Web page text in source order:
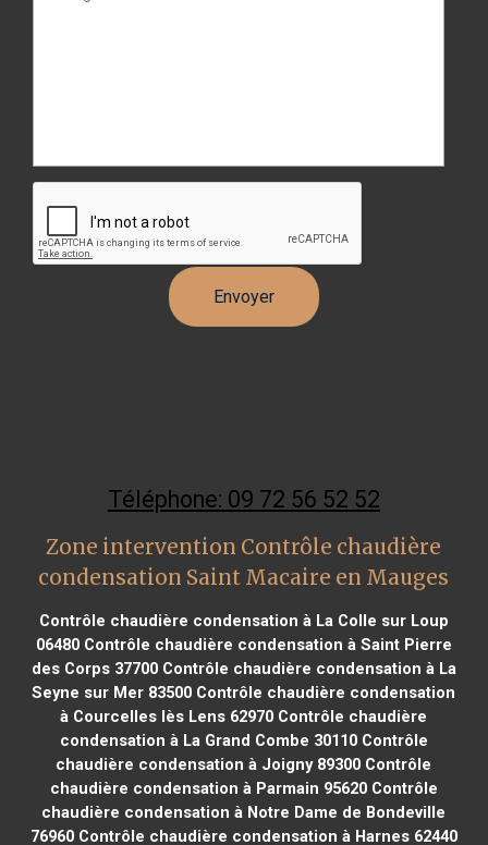
Téléphone: 09 72 56 52 52
Zone intervention Contrôle chaudière
condensation Saint Macaire en Mauges
Contrôle chaudière condensation à La Colle sur Loup
06480Contrôle chaudière condensation à Saint Pierre
des Corps 37700Contrôle chaudière condensation à La
Seyne sur Mer 83500 Contrôle chaudière condensation
à Courcelles lès Lens 62970 Contrôle chaudière
condensation à La Grand Combe 30110Contrôle
chaudière condensation à Joigny 89300 Contrôle
chaudière condensation à Parmain 95620Contrôle
chaudière condensation à Notre Dame de Bondeville
76960Contrôle chaudière condensation à Harnes 62440